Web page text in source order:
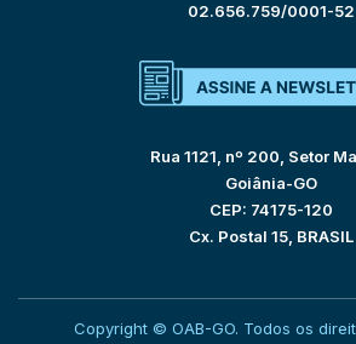
02.656.759/0001-52
Rua 1121, nº 200, Setor
Goiânia-GO
CEP: 74175-120
Cx. Postal 15, BRASIL
Copyright © OAB-GO. Todos os